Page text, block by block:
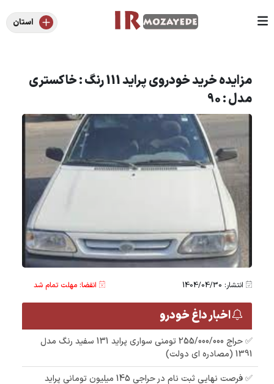
استان
مزایده خرید خودروی پراید 111 رنگ : خاکستری
مدل : 90
انتشار: 1404/04/30 انقضا: مهلت تمام شد
اخبار داغ خودرو
✅ حراج 255/000/000 تومنی سواری پراید 131 سفید رنگ مدل
1391 (مصادره ای دولت)
✅ فرصت نهایی ثبت نام در حراجی 145 میلیون تومانی پراید